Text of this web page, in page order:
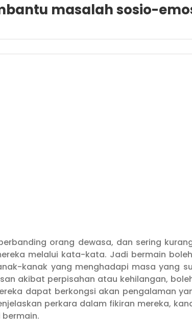
masalah sosio-
orang dewasa, dan sering
melalui kata-kata. Jadi bermain
kanak yang menghadapi masa yang
akibat perpisahan atau kehilangan,
dapat berkongsi akan pengalaman
perkara dalam fikiran mereka,